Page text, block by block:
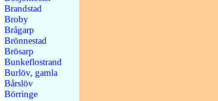
Brandstad
Broby
Brågarp
Brönnestad
Brösarp
Bunkeflostrand
Burlöv, gamla
Bårslöv
Börringe